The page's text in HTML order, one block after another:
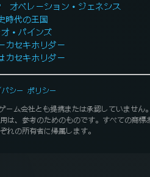
オペレーション・ジェネシス
時代の王国
・パインズ
カセキホリダー
カセキホリダー
ーム会社とも提携または承認していません
は、参考のためのものです。すべての商標
れの所有者に帰属します。
シー ポリシー